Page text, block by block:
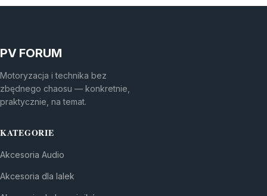
PV FORUM
Motoryzacja i technika bez
zbędnego chaosu — konkretnie,
praktycznie, na temat.
KATEGORIE
Akcesoria Audio
Akcesoria dla lalek